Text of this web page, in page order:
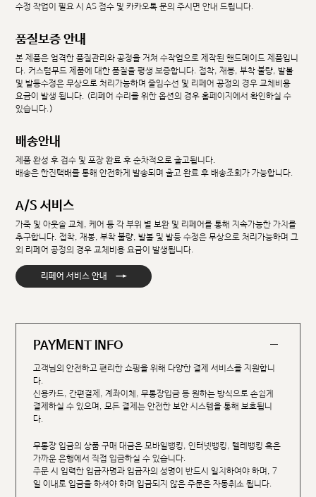
수정 작업이 필요 시 AS 접수 및 카카오톡 문의 주시면 안내 드립니다.
품질보증 안내
본 제품은 엄격한 품질관리와 공정을 거쳐 수작업으로 제작된 핸드메이드 제품입니
다. 커스텀무드 제품에 대한 품질을 평생 보증합니다. 접착, 재봉, 부착 불량, 발볼
및 발등수정은 무상으로 처리가능하며 줄임수선 및 리페어 공정의 경우 교체비용
요금이 발생 됩니다. (리페어 수리를 위한 옵션의 경우 홈페이지에서 확인하실 수
있습니다.)
배송안내
제품 완성 후 검수 및 포장 완료 후 순차적으로 출고됩니다.
배송은 한진택배를 통해 안전하게 발송되며 출고 완료 후 배송조회가 가능합니다.
A/S 서비스
가죽 및 아웃솔 교체, 케어 등 각 부위 별 보완 및 리페어를 통해 지속가능한 가치를
추구합니다. 접착, 재봉, 부착 불량, 발볼 및 발등 수정은 무상으로 처리가능하며 그
외 리페어 공정의 경우 교체비용 요금이 발생됩니다.
리페어 서비스 안내 →
PAYMENT INFO
고객님의 안전하고 편리한 쇼핑을 위해 다양한 결제 서비스를 지원합니
다.
신용카드, 간편결제, 계좌이체, 무통장입금 등 원하는 방식으로 손쉽게
결제하실 수 있으며, 모든 결제는 안전한 보안 시스템을 통해 보호됩니
다.
무통장 입금의 상품 구매 대금은 모바일뱅킹, 인터넷뱅킹, 텔레뱅킹 혹은
가까운 은행에서 직접 입금하실 수 있습니다.
주문 시 입력한 입금자명과 입금자의 성명이 반드시 일치하여야 하며, 7
일 이내로 입금을 하셔야 하며 입금되지 않은 주문은 자동취소 됩니다.